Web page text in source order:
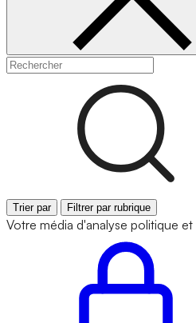
Trier par Filtrer par rubrique
Votre média d'analyse politique